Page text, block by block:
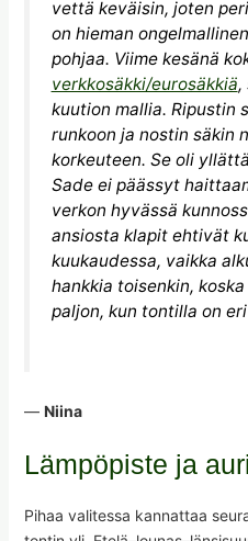
vettä keväisin, joten
on hieman
pohjaa. Viime kesänä
verkkosäkki/eurosäkkiä,
kuution mallia. Ripustin
runkoon ja nostin säkin
korkeuteen. Se oli
Sade ei päässyt
verkon hyvässä
ansiosta klapit ehtivät
kuukaudessa, vaikka
hankkia toisenkin,
paljon, kun tontilla on
— Niina
Lämpöpiste ja
Pihaa valitessa kannattaa